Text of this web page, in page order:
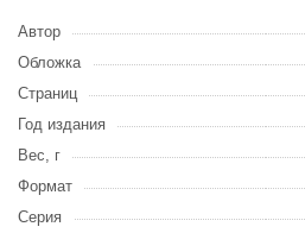
Автор
Обложка
Страниц
Год издания
Вес, г
Формат
Серия